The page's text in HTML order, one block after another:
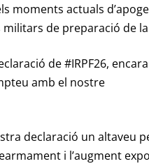
moments actuals
de preparació de
de #IRPF26,
amb el nostre
declaració un altaveu
i l’augment